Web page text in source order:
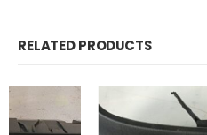
RELATED PRODUCTS